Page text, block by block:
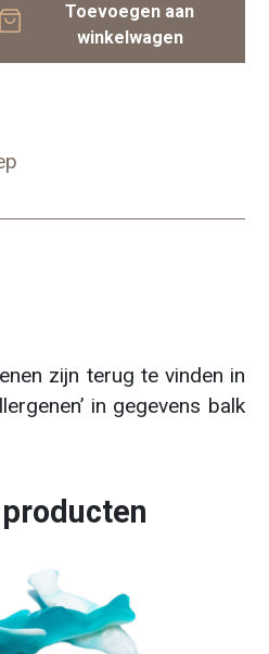
Toevoegen aan
winkelwagen
zijn terug te vinden in
in gegevens balk